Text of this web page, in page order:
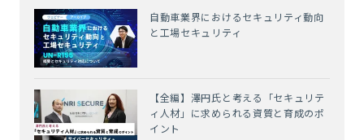
自動車業界におけるセキュリティ動向
と工場セキュリティ
【全編】澤円氏と考える「セキュリテ
ィ人材」に求められる資質と育成のポ
イント